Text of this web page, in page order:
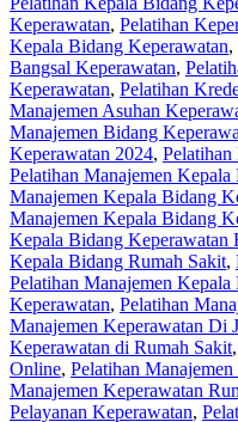
Keperawatan, Pelatihan
Kepala Bidang Keperawatan,
Bangsal Keperawatan,
Keperawatan, Pelatihan
Manajemen Asuhan
Manajemen Bidang
Keperawatan 2024, Pelatihan
Pelatihan Manajemen
Manajemen Kepala Bidang
Manajemen Kepala Bidang
Kepala Bidang Keperawatan
Kepala Bidang Rumah Sakit,
Pelatihan Manajemen Kepala
Keperawatan, Pelatihan
Manajemen Keperawatan Di
Keperawatan di Rumah Sakit,
Online, Pelatihan
Manajemen Keperawatan
Pelayanan Keperawatan,